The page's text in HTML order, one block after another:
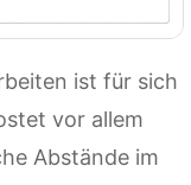
ist für sich
vor allem
Abstände im